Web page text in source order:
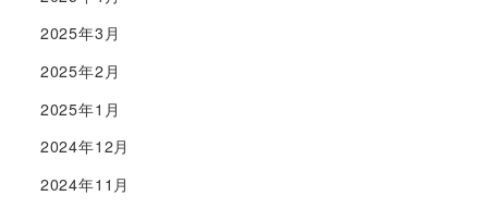
2025年3月
2025年2月
2025年1月
2024年12月
2024年11月